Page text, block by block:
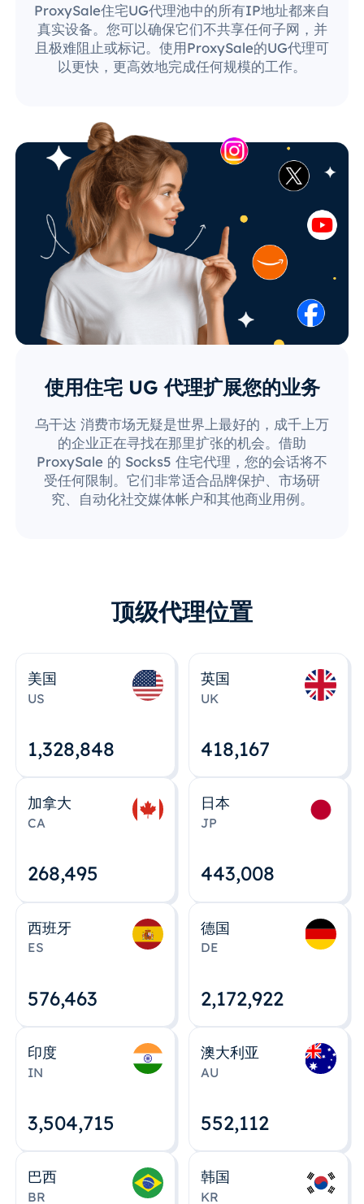
ProxySale住宅UG代理池中的所有IP地址都来自
真实设备。您可以确保它们不共享任何子网，并
且极难阻止或标记。使用ProxySale的UG代理可
以更快，更高效地完成任何规模的工作。
使用住宅 UG 代理扩展您的业务
乌干达 消费市场无疑是世界上最好的，成千上万
的企业正在寻找在那里扩张的机会。借助
ProxySale 的 Socks5 住宅代理，您的会话将不
受任何限制。它们非常适合品牌保护、市场研
究、自动化社交媒体帐户和其他商业用例。
顶级代理位置
美国
US
1,328,848
英国
UK
418,167
加拿大
CA
268,495
日本
JP
443,008
西班牙
ES
576,463
德国
DE
2,172,922
印度
IN
3,504,715
澳大利亚
AU
552,112
巴西
BR
韩国
KR